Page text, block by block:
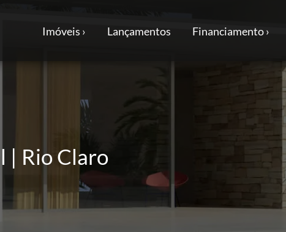
Imóveis › Lançamentos Financiamento ›
| Rio Claro